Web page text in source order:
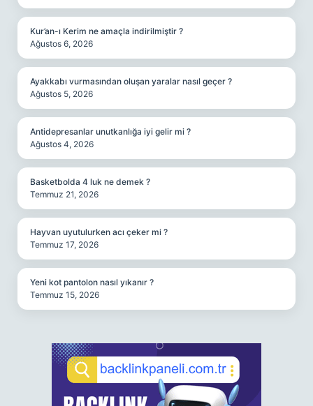
Kur’an-ı Kerim ne amaçla indirilmiştir ?
Ağustos 6, 2026
Ayakkabı vurmasından oluşan yaralar nasıl geçer ?
Ağustos 5, 2026
Antidepresanlar unutkanlığa iyi gelir mi ?
Ağustos 4, 2026
Basketbolda 4 luk ne demek ?
Temmuz 21, 2026
Hayvan uyutulurken acı çeker mi ?
Temmuz 17, 2026
Yeni kot pantolon nasıl yıkanır ?
Temmuz 15, 2026